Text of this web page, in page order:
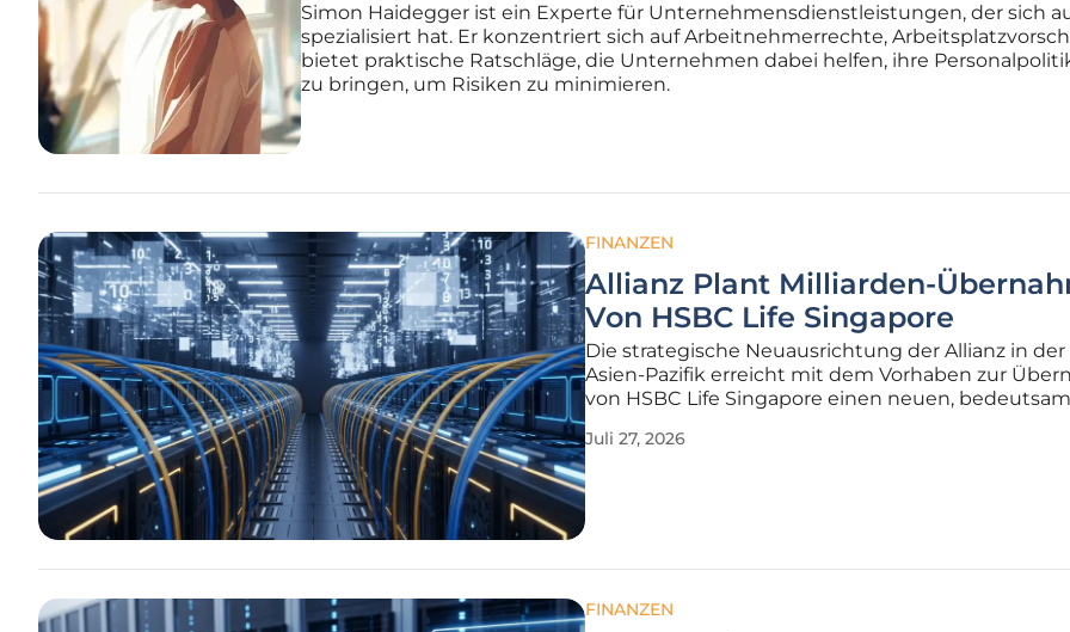
Simon Haidegger ist ein Experte für Unternehmensdienstleistungen, der sich
spezialisiert hat. Er konzentriert sich auf Arbeitnehmerrechte,
bietet praktische Ratschläge, die Unternehmen dabei helfen, ihre
zu bringen, um Risiken zu minimieren.
FINANZEN
Allianz Plant Milliarden-
Von HSBC Life Singapore
Die strategische Neuausrichtung der Allianz in der
Asien-Pazifik erreicht mit dem Vorhaben zur
von HSBC Life Singapore einen neuen,
Transaktion, die ein Volumen von mehreren
Juli 27, 2026
FINANZEN